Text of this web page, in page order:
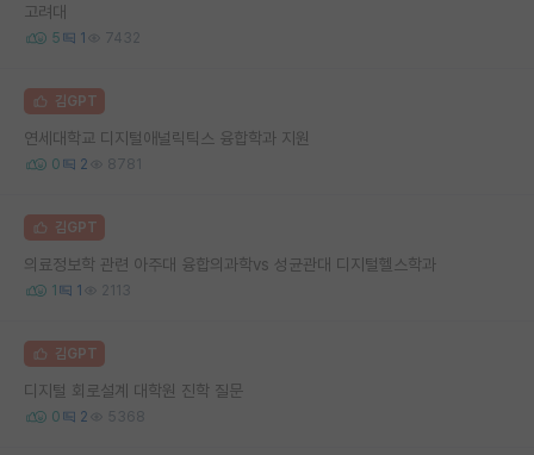
고려대
5 1 7432
김GPT
연세대학교 디지털애널릭틱스 융합학과 지원
0 2 8781
김GPT
의료정보학 관련 아주대 융합의과학vs 성균관대 디지털헬스학과
1 1 2113
김GPT
디지털 회로설계 대학원 진학 질문
0 2 5368